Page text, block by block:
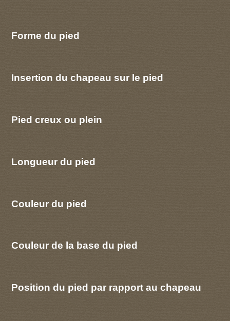
Forme du pied
Insertion du chapeau sur le pied
Pied creux ou plein
Longueur du pied
Couleur du pied
Couleur de la base du pied
Position du pied par rapport au chapeau